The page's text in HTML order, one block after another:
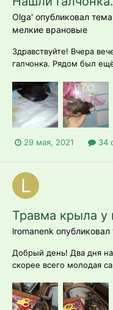
Olga' опубликовал
мелкие врановые
Здравствуйте! Вчера
галчонка. Рядом был
лапах полностью не
хватает. Каркает, дала
29 мая, 2021 34
Травма крыла у
lromanenk опубликовал
Добрый день! Два дня
скорее всего молодая
более выражено
находится оно под